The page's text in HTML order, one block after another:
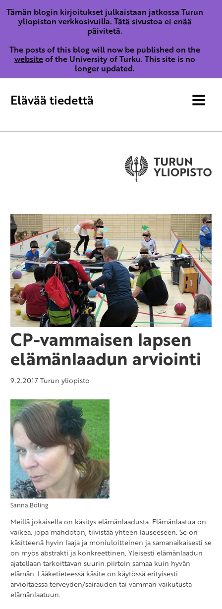
Elävää tiedettä MENU
CP-vammaisen lapsen
elämänlaadun arviointi
9.2.2017Turun yliopisto
Sanna Böling
Meillä jokaisella on käsitys elämänlaadusta. Elämänlaatua on
vaikea, jopa mahdoton, tiivistää yhteen lauseeseen. Se on
käsitteenä hyvin laaja ja moniuloitteinen ja samanaikaisesti se
on myös abstrakti ja konkreettinen. Yleisesti elämänlaadun
ajatellaan tarkoittavan suurin piirtein samaa kuin hyvän
elämän. Lääketieteessä käsite on käytössä erityisesti
arvioitaessa terveyden/sairauden tai vamman vaikutusta
elämänlaatuun.
Tämän blogin kirjoitukset julkaistaan jatkossa Turun
yliopiston verkkosivuilla. Tätä sivustoa ei enää
päivitetä.
The posts of this blog will now be published on the
websiteof the University of Turku. This site is no
longer updated.